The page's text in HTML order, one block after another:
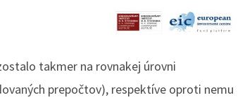
takmer na rovnakej úrovni
prepočtov), respektíve oproti nemu